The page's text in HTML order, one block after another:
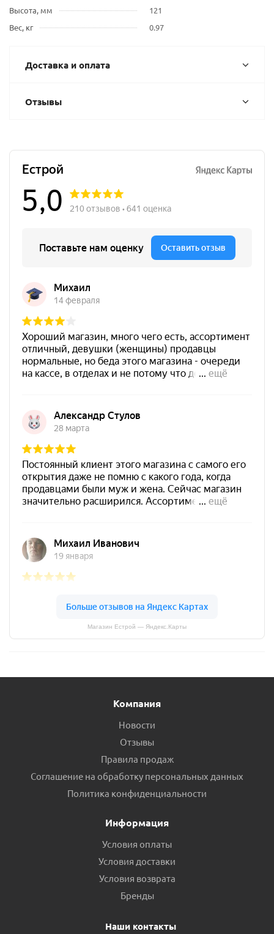
Высота, мм
121
Вес, кг
0.97
Доставка и оплата
Отзывы
Магазин Естрой — Яндекс.Карты
Компания
Новости
Отзывы
Правила продаж
Соглашение на обработку персональных данных
Политика конфиденциальности
Информация
Условия оплаты
Условия доставки
Условия возврата
Бренды
Наши контакты